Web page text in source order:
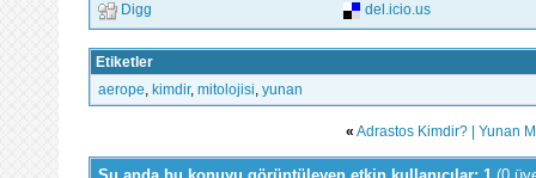
Digg del.icio.us
Etiketler
aerope
kimdir, mitolojisi yunan
« Adrastos Kimdir? | Yunan